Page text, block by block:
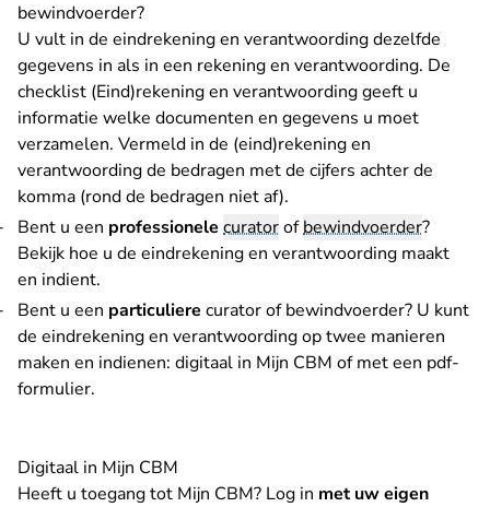
bewindvoerder?
U vult in de eindrekening en verantwoording dezelfde
gegevens in als in een rekening en verantwoording. De
checklist (Eind)rekening en verantwoordinggeeft u
informatie welke documenten en gegevens u moet
verzamelen. Vermeld in de (eind)rekening en
verantwoording de bedragen met de cijfers achter de
komma (rond de bedragen niet af).
Bent u een professionele curatorofbewindvoerder?
Bekijk hoe u de eindrekening en verantwoording maakt
en indient.
Bent u een particuliere curator of bewindvoerder? U kunt
de eindrekening en verantwoording op twee manieren
maken en indienen: digitaal in Mijn CBM of met een pdf-
formulier.
Digitaal in Mijn CBM
Heeft u toegang tot Mijn CBM? Log in met uw eigen